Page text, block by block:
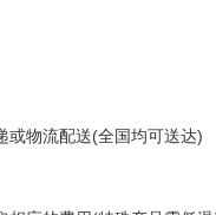
或物流配送(全国均可送达)